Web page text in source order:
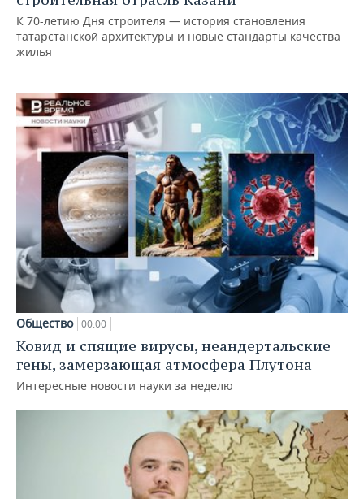
К 70-летию Дня строителя — история становления
татарстанской архитектуры и новые стандарты качества
жилья
Общество 00:00
Ковид и спящие вирусы, неандертальские
гены, замерзающая атмосфера Плутона
Интересные новости науки за неделю